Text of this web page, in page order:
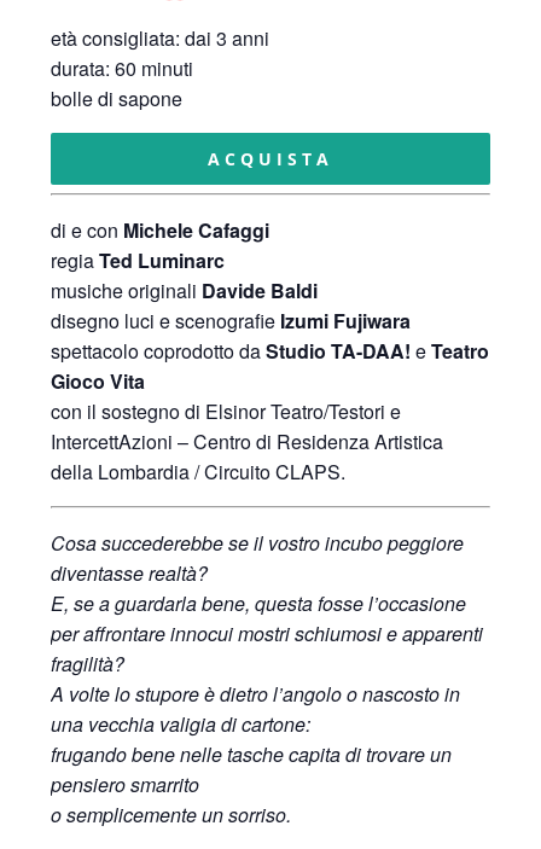
età consigliata: dai 3 anni
durata: 60 minuti
bolle di sapone
ACQUISTA
di e con Michele Cafaggi
regiaTed Luminarc
musiche originali Davide Baldi
disegno luci e scenografie Izumi Fujiwara
spettacolo coprodotto daStudio TA-DAA! eTeatro
Gioco Vita
con il sostegno di Elsinor Teatro/Testori e
IntercettAzioni – Centro di Residenza Artistica
della Lombardia / Circuito CLAPS.
Cosa succederebbe se il vostro incubopeggiore
diventasse realtà?
E, se a guardarla bene,questa fosse l’occasione
per affrontareinnocui mostri schiumosi e apparenti
fragilità?
A volte lo stupore è dietro l’angoloo nascosto in
una vecchia valigia di cartone:
frugando bene nelle taschecapita di trovare un
pensiero smarrito
o semplicemente un sorriso.